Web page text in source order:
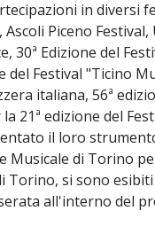
in diversi
Piceno
30ª Edizione del
del Festival "Ticino
italiana, 56ª
21ª edizione del
il loro
Musicale di Torino
si sono
all'interno del